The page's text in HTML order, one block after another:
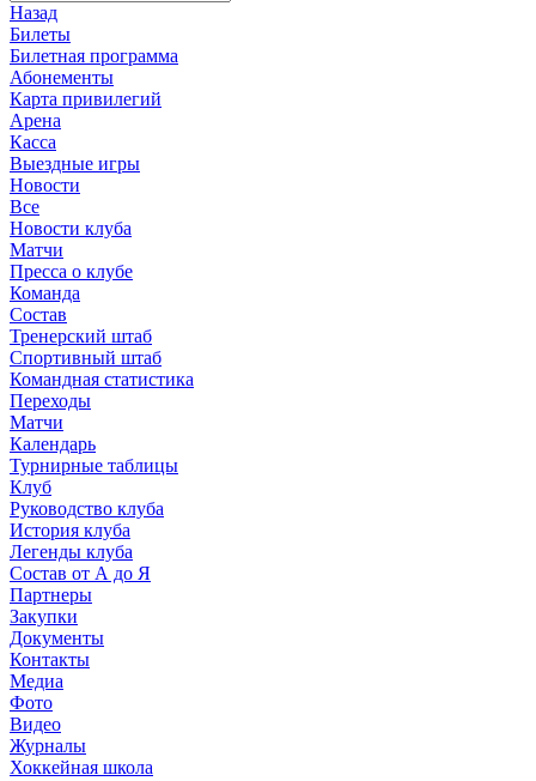
Назад
Билеты
Билетная программа
Абонементы
Карта привилегий
Арена
Касса
Выездные игры
Новости
Все
Новости клуба
Матчи
Пресса о клубе
Команда
Состав
Тренерский штаб
Спортивный штаб
Командная статистика
Переходы
Матчи
Календарь
Турнирные таблицы
Клуб
Руководство клуба
История клуба
Легенды клуба
Состав от А до Я
Партнеры
Закупки
Документы
Контакты
Медиа
Фото
Видео
Журналы
Хоккейная школа